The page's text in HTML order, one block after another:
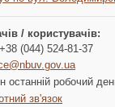
/ користувачів:
(044) 524-81-37
останній робочий
зв'язок